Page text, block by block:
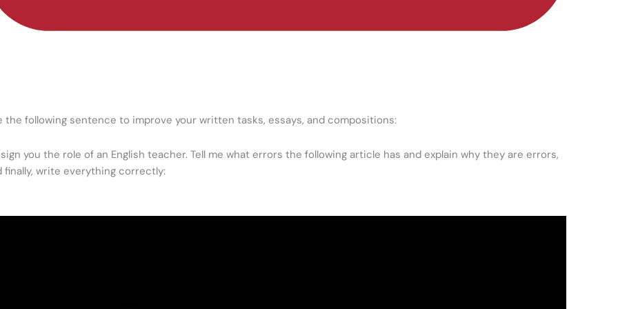
the following sentence to improve your written tasks, essays, and compositions:
you the role of an English teacher. Tell me what errors the following article has and explain why they are errors,
finally, write everything correctly: